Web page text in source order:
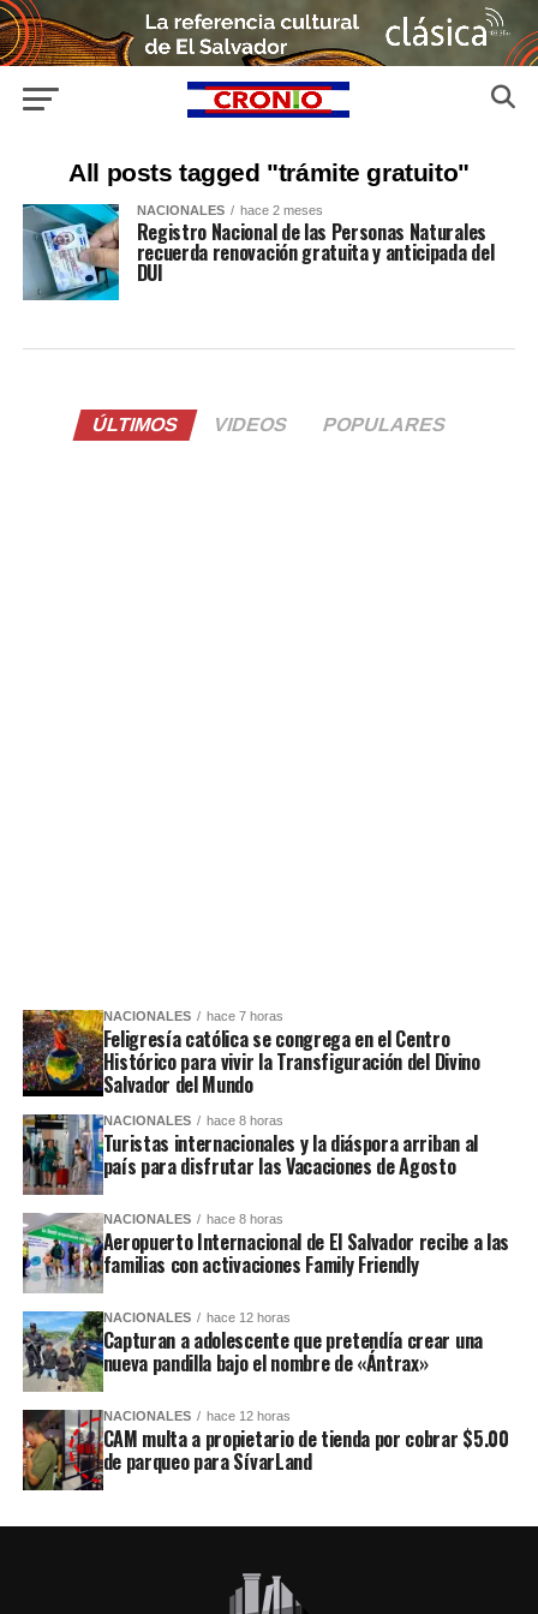
All posts tagged "trámite gratuito"
NACIONALES hace 2 meses
Registro Nacional de las Personas Naturales
recuerda renovación gratuita y anticipada del
DUI
ÚLTIMOS VIDEOS POPULARES
NACIONALES hace 7 horas
Feligresía católica se congrega en el Centro
Histórico para vivir la Transfiguración del Divino
Salvador del Mundo
NACIONALES hace 8 horas
Turistas internacionales y la diáspora arriban al
país para disfrutar las Vacaciones de Agosto
NACIONALES hace 8 horas
Aeropuerto Internacional de El Salvador recibe a las
familias con activaciones Family Friendly
NACIONALES hace 12 horas
Capturan a adolescente que pretendía crear una
nueva pandilla bajo el nombre de «Ántrax»
NACIONALES hace 12 horas
CAM multa a propietario de tienda por cobrar $5.00
de parqueo para SívarLand